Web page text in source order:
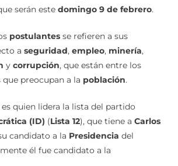
aseguridad, empleo,minería
ycorrupción, que están entre los
preocupan a lapoblación.
(ID)(Lista 12), que tiene aCarlos
candidato a laPresidenciadel
él fue candidato a la